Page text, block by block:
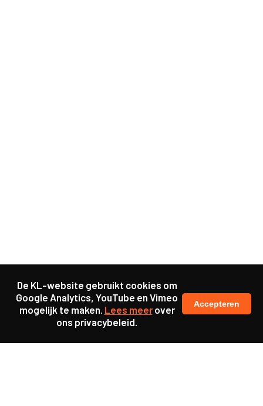
De KL-website gebruikt cookies om
Google Analytics, YouTube en Vimeo
mogelijk te maken. Lees meerover
ons privacybeleid.
Accepteren